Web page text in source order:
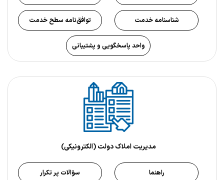
شناسنامه خدمت توافق‌نامه سطح خدمت
واحد پاسخگویی و پشتیبانی
مدیریت املاک دولت (الکترونیکی)
راهنما سؤالات پر تکرار